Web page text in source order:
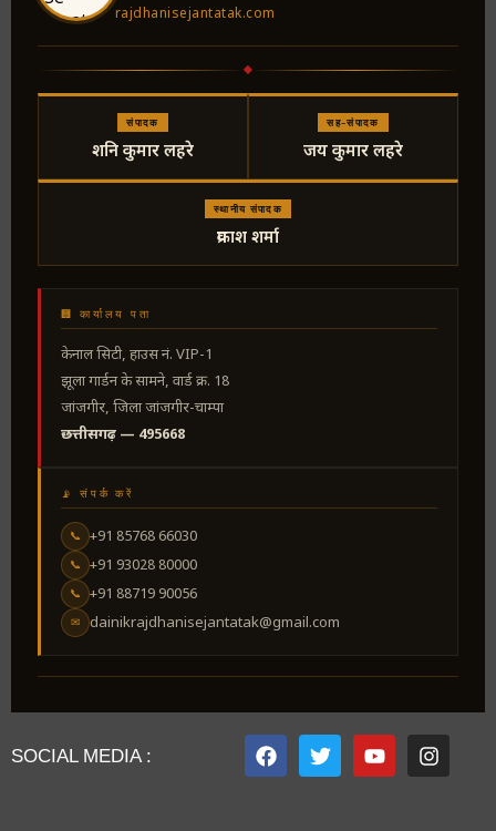
rajdhanisejantatak.com
संपादक
शनि कुमार लहरे
सह-संपादक
जय कुमार लहरे
स्थानीय संपादक
प्रकाश शर्मा
🏢 कार्यालय पता
केनाल सिटी, हाउस नं. VIP-1
झूला गार्डन के सामने, वार्ड क्र. 18
जांजगीर, जिला जांजगीर-चाम्पा
छत्तीसगढ़ — 495668
📡 संपर्क करें
📞 +91 85768 66030
📞 +91 93028 80000
📞 +91 88719 90056
✉ dainikrajdhanisejantatak@gmail.com
SOCIAL MEDIA :